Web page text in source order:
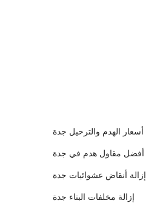
أسعار الهدم والترحيل جدة
أفضل مقاول هدم في جدة
إزالة أنقاض عشوائيات جدة
إزالة مخلفات البناء جدة